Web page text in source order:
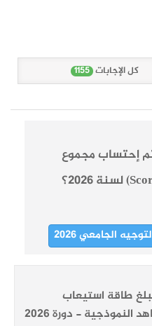
كل الإجابات 1155
إحتساب مجموع
الجامعي 2026
طاقة استيعاب
النموذجية - دورة 2026